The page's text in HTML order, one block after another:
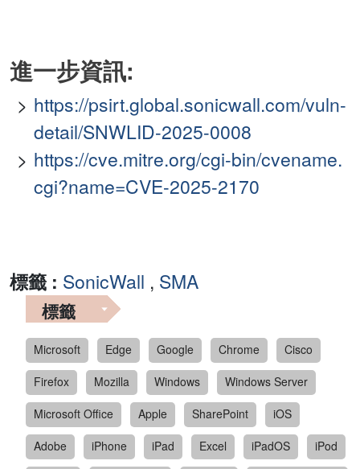
進一步資訊:
https://psirt.global.sonicwall.com/vuln-
detail/SNWLID-2025-0008
https://cve.mitre.org/cgi-bin/cvename.
cgi?name=CVE-2025-2170
標籤 : SonicWall , SMA
標籤
Microsoft Edge Google Chrome
Cisco
Firefox
Mozilla Windows
Windows Server
Microsoft Office
Apple SharePoint
iOS
Adobe
iPhone iPad Excel iPadOS
iPod